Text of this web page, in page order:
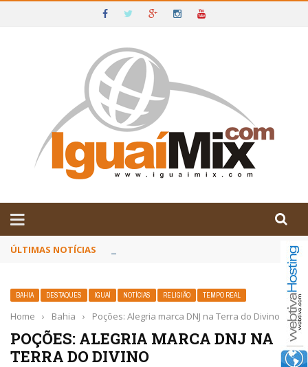
IGUAÍ E SUDOESTE DA BAHIA
ÚLTIMAS NOTÍCIAS Poetas baianos representam o Brasil no
BAHIA DESTAQUES IGUAÍ NOTÍCIAS RELIGIÃO TEMPO REAL
Home › Bahia › Poções: Alegria marca DNJ na Terra do Divino
POÇÕES: ALEGRIA MARCA DNJ NA
TERRA DO DIVINO